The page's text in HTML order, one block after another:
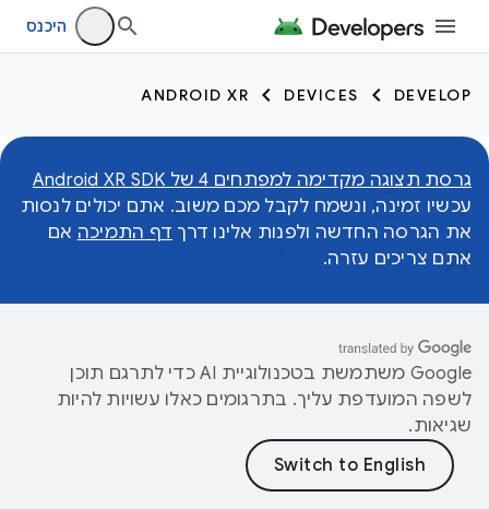
היכנס
DEVELOP
DEVICES
ANDROID XR
גרסת תצוגה מקדימה למפתחים 4 של Android XR SDK
עכשיו זמינה, ונשמח לקבל מכם משוב. אתם יכולים לנסות
את הגרסה החדשה ולפנות אלינו דרך דף התמיכה אם
אתם צריכים עזרה.
‫Google משתמשת בטכנולוגיית AI כדי לתרגם תוכן
לשפה המועדפת עליך. בתרגומים כאלו עשויות להיות
שגיאות.